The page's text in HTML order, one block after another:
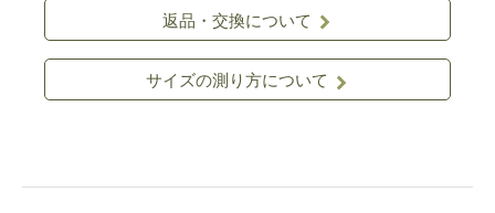
返品・交換について
サイズの測り方について